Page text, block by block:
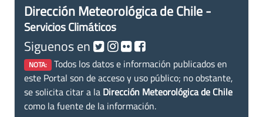
Dirección Meteorológica de Chile -
Servicios Climáticos
Siguenos en
NOTA: Todos los datos e información publicados en
este Portal son de acceso y uso público; no obstante,
se solicita citar a la Dirección Meteorológica de Chile
como la fuente de la información.